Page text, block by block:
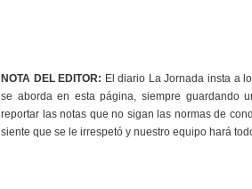
NOTA DEL EDITOR: El diario La Jornada insta a
se aborda en esta página, siempre guardando
reportar las notas que no sigan las normas de
siente que se le irrespetó y nuestro equipo hará